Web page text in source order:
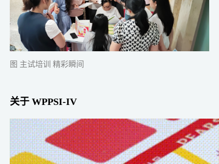
图 主试培训 精彩瞬间
关于 WPPSI-IV